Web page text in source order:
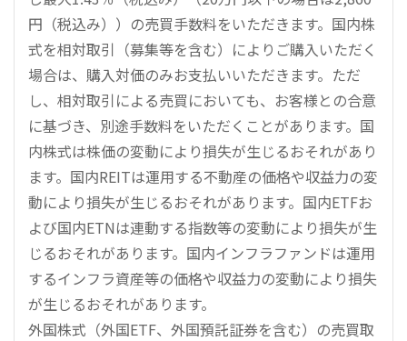
円（税込み））の売買手数料をいただきます。国内株
式を相対取引（募集等を含む）によりご購入いただく
場合は、購入対価のみお支払いいただきます。ただ
し、相対取引による売買においても、お客様との合意
に基づき、別途手数料をいただくことがあります。国
内株式は株価の変動により損失が生じるおそれがあり
ます。国内REITは運用する不動産の価格や収益力の変
動により損失が生じるおそれがあります。国内ETFお
よび国内ETNは連動する指数等の変動により損失が生
じるおそれがあります。国内インフラファンドは運用
するインフラ資産等の価格や収益力の変動により損失
が生じるおそれがあります。
外国株式（外国ETF、外国預託証券を含む）の売買取